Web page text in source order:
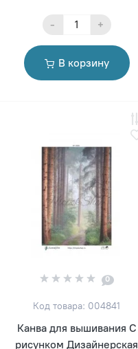
- +
В корзину
0
Код товара: 004841
Канва для вышивания С
рисунком Дизайнерская